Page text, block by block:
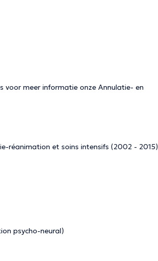
voor meer informatie onze Annulatie- en
réanimation et soins intensifs (2002 - 2015)
psycho-neural)